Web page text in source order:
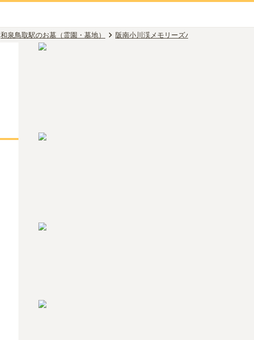
和泉鳥取駅のお墓（霊園・墓地） 阪南小川渓メモリーズパーク